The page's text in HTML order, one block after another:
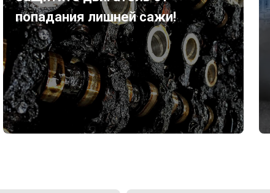
попадания лишней сажи!